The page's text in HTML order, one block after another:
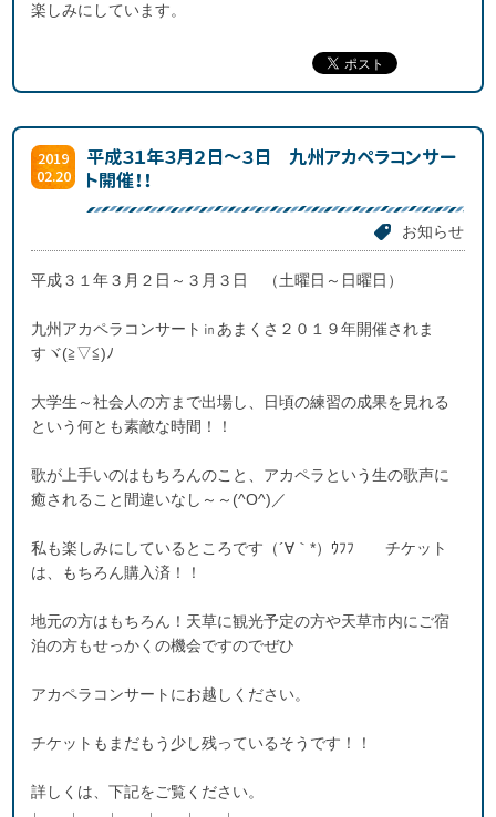
楽しみにしています。
2019
02.20
平成３１年３月２日～３日 九州アカペラコンサー
ト開催！！
お知らせ
平成３１年３月２日～３月３日 （土曜日～日曜日）
九州アカペラコンサート㏌あまくさ２０１９年開催されま
すヾ(≧▽≦)ﾉ
大学生～社会人の方まで出場し、日頃の練習の成果を見れる
という何とも素敵な時間！！
歌が上手いのはもちろんのこと、アカペラという生の歌声に
癒されること間違いなし～～(^O^)／
私も楽しみにしているところです（´∀｀*）ｳﾌﾌ チケット
は、もちろん購入済！！
地元の方はもちろん！天草に観光予定の方や天草市内にご宿
泊の方もせっかくの機会ですのでぜひ
アカペラコンサートにお越しください。
チケットもまだもう少し残っているそうです！！
詳しくは、下記をご覧ください。